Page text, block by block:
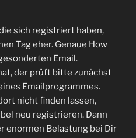
sich registriert haben,
Tag eher. Genaue How
Email.
der prüft bitte zunächst
Emailprogrammes.
nicht finden lassen,
neu registrieren. Dann
enormen Belastung bei Dir